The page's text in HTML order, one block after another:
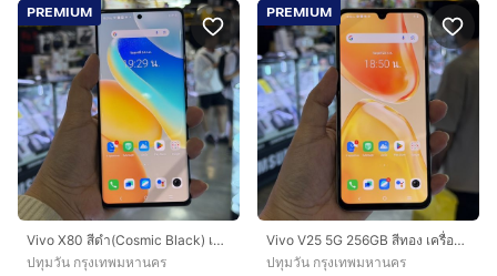
PREMIUM
Vivo X80 สีดำ(Cosmic Black) เครื่องศูนย์ สภาพสวยมาก จอ6.78นิ้ว แรม12รอม256 Dimensity9000 กล้องเลนส์ Zeiss optics 50ล้าน(3ตัว)🔥🔥
ปทุมวัน กรุงเทพมหานคร
PREMIUM
Vivo V25 5G 256GB สีทอง เครื่องศูนย์ สภาพสวย จอ6.44นิ้ว แรม8รอม256 กล้อง64ล้าน(3ตัว)🔥🔥
ปทุมวัน กรุงเทพมหานคร